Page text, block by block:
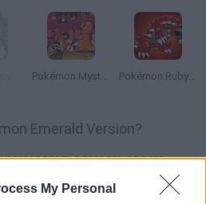
My Personal
Pokémon Mystery Dungeon: Red Rescue Team Pokémon Ruby Version
Emerald Version?
personagem e prepare-se para
no mundo. Acaba de mudar a
novos vizinhos e futuro rival.